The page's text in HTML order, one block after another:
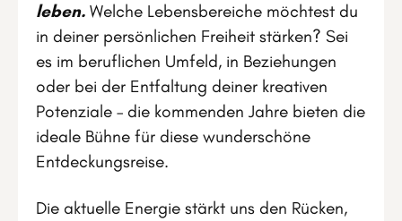
leben. Welche Lebensbereiche möchtest du
in deiner persönlichen Freiheit stärken? Sei
es im beruflichen Umfeld, in Beziehungen
oder bei der Entfaltung deiner kreativen
Potenziale – die kommenden Jahre bieten die
ideale Bühne für diese wunderschöne
Entdeckungsreise.
Die aktuelle Energie stärkt uns den Rücken,